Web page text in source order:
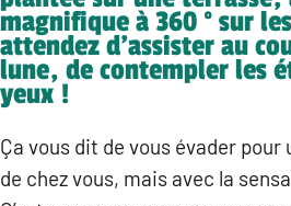
magnifique à 360 ° sur
attendez d’assister au
lune, de contempler les
yeux !
Ça vous dit de vous évader
de chez vous, mais avec la